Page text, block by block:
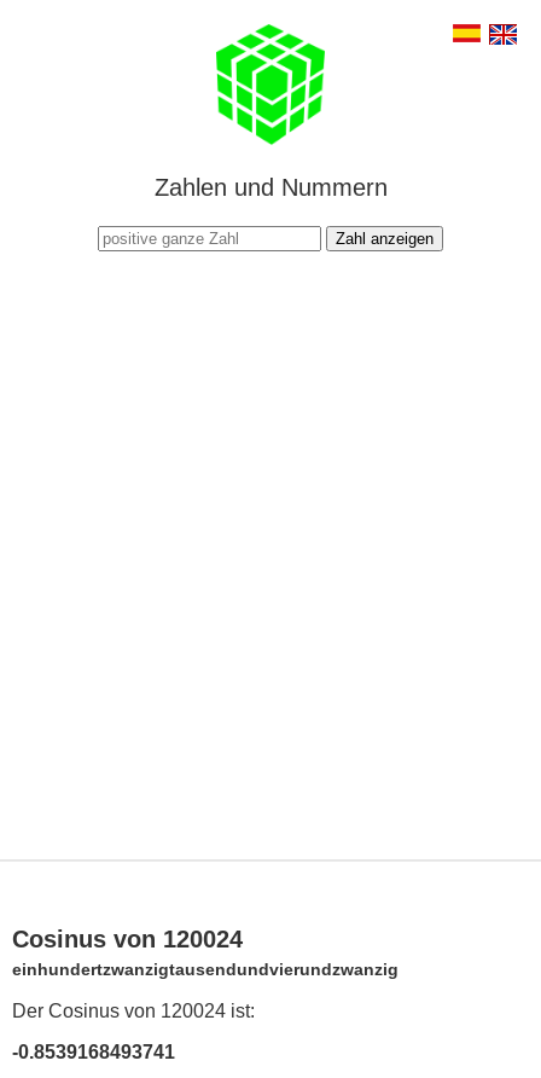
Zahlen und Nummern
Zahl anzeigen
Cosinus von 120024
einhundertzwanzigtausendundvierundzwanzig
Der Cosinus von 120024 ist:
-0.8539168493741